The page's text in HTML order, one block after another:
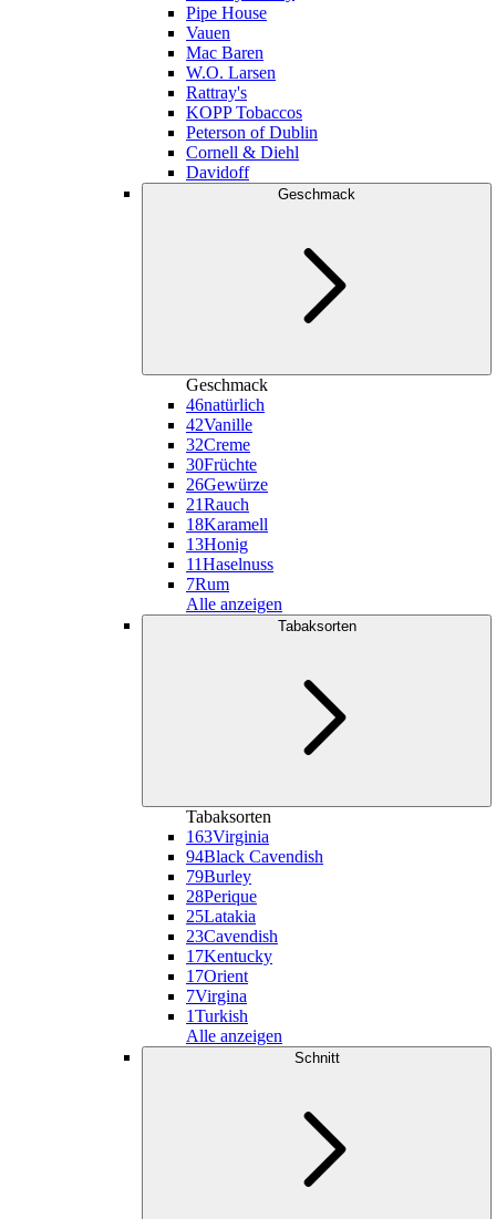
Pipe House
Vauen
Mac Baren
W.O. Larsen
Rattray's
KOPP Tobaccos
Peterson of Dublin
Cornell & Diehl
Davidoff
Geschmack
Geschmack
46natürlich
42Vanille
32Creme
30Früchte
26Gewürze
21Rauch
18Karamell
13Honig
11Haselnuss
7Rum
Alle anzeigen
Tabaksorten
Tabaksorten
163Virginia
94Black Cavendish
79Burley
28Perique
25Latakia
23Cavendish
17Kentucky
17Orient
7Virgina
1Turkish
Alle anzeigen
Schnitt